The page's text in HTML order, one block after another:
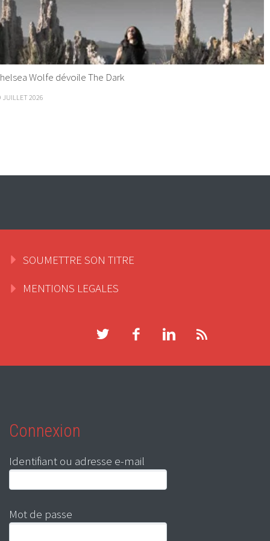
Wolfe dévoile The Dark
JUILLET 2026
SOUMETTRE SON TITRE
MENTIONS LEGALES
Connexion
Identifiant ou adresse e-mail
Mot de passe